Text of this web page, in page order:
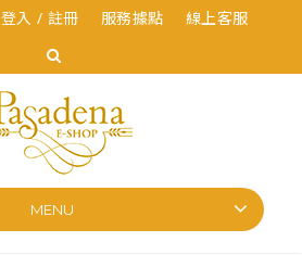
登入 / 註冊 服務據點 線上客服
MENU